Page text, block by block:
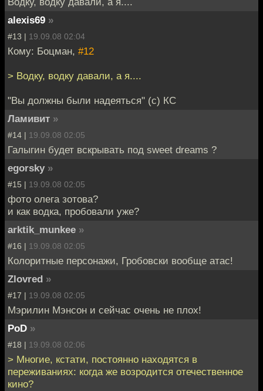
alexis69 »
#13 | 19.09.08 02:04
Кому: Боцман, #12
> Водку, водку давали, а я....
"Вы должны были надеяться" (с) КС
Ламивит »
#14 | 19.09.08 02:05
Галыгин будет вскрывать под sweet dreams ?
egorsky »
#15 | 19.09.08 02:05
фото олега зотова?
и как водка, пробовали уже?
arktik_munkee »
#16 | 19.09.08 02:05
Колоритные персонажи, Гробовски вообще атас!
Zlovred »
#17 | 19.09.08 02:05
Мэрилин Мэнсон и сейчас очень не плох!
PoD »
#18 | 19.09.08 02:06
> Многие, кстати, постоянно находятся в
переживаниях: когда же возродится отечественное
кино?